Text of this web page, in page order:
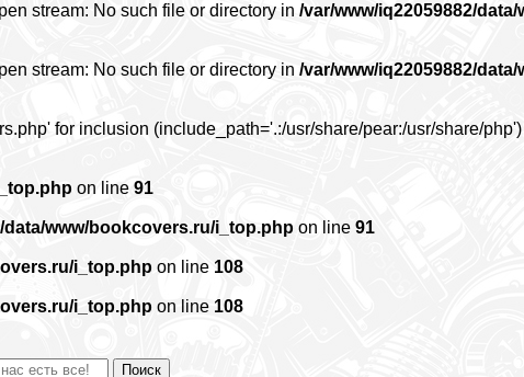
stream: No such file or directory in /var/www/iq22059882/
stream: No such file or directory in /var/www/iq22059882/
for inclusion (include_path='.:/usr/share/pear:/usr/share/
on line 91
data/www/bookcovers.ru/i_top.php on line 91
i_top.php on line 108
i_top.php on line 108